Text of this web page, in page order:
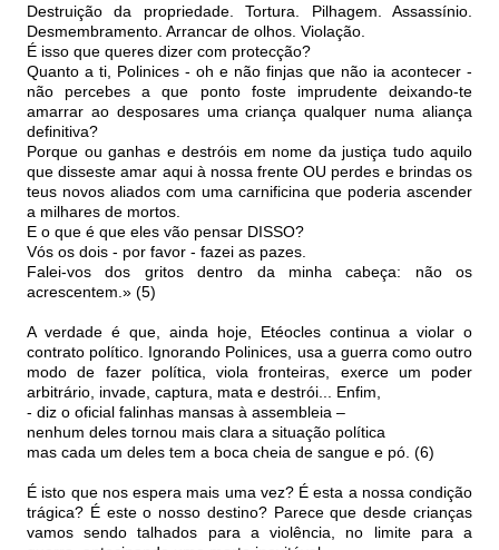
Destruição da propriedade. Tortura. Pilhagem. Assassínio.
Desmembramento. Arrancar de olhos. Violação.
É isso que queres dizer com protecção?
Quanto a ti, Polinices - oh e não finjas que não ia acontecer -
não percebes a que ponto foste imprudente deixando-te
amarrar ao desposares uma criança qualquer numa aliança
definitiva?
Porque ou ganhas e destróis em nome da justiça tudo aquilo
que disseste amar aqui à nossa frente OU perdes e brindas os
teus novos aliados com uma carnificina que poderia ascender
a milhares de mortos.
E o que é que eles vão pensar DISSO?
Vós os dois - por favor - fazei as pazes.
Falei-vos dos gritos dentro da minha cabeça: não os
acrescentem.» (5)
A verdade é que, ainda hoje, Etéocles continua a violar o
contrato político. Ignorando Polinices, usa a guerra como outro
modo de fazer política, viola fronteiras, exerce um poder
arbitrário, invade, captura, mata e destrói... Enfim,
- diz o oficial falinhas mansas à assembleia –
nenhum deles tornou mais clara a situação política
mas cada um deles tem a boca cheia de sangue e pó. (6)
É isto que nos espera mais uma vez? É esta a nossa condição
trágica? É este o nosso destino? Parece que desde crianças
vamos sendo talhados para a violência, no limite para a